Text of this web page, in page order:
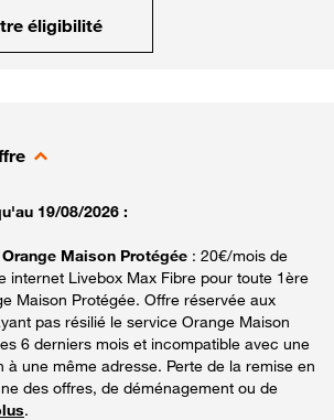
éligibilité
19/08/2026 :
Maison Protégée : 20€/mois de
internet Livebox Max Fibre pour toute 1ère
Maison Protégée. Offre réservée aux
pas résilié le service Orange Maison
6 derniers mois et incompatible avec une
à une même adresse. Perte de la remise en
des offres, de déménagement ou de
.